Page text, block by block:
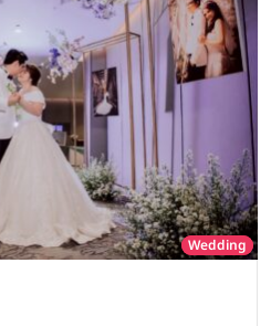
Wedding